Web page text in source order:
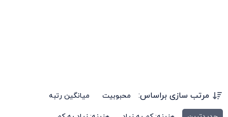
مرتب سازی براساس: محبوبیت میانگین رتبه